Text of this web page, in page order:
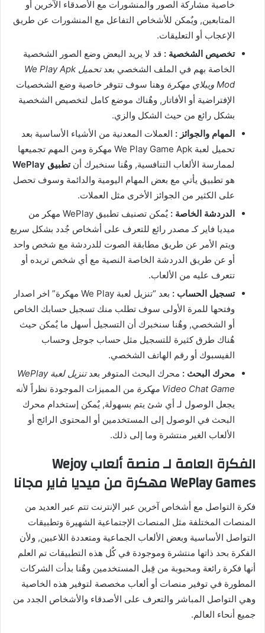
خاصية مشاركة الصور والمنشورات مع الأصدقاء الآخرين أو
المتابعين, ويٌمكن للأشخاص التفاعل مع المنشورات عن طريق
الإعجاب أو التعليقات.
تخصيص الشخصية : قد لا يريد البعض وضع الصور الشخصية
الخاصة بهم في الملف الشخصي بعد
تحميل We Play Apk
Mod ويبلاي مهكرة
وهنا سوف تتوفر خاصية وضع الشخصيات
الإفتراضية أو الأفاتار, وهٌناك موضع كامل لتخصيص الشخصية
بشكل رائع من حيث الشكل والزي.
المهام والجوائز : العملات المعدنية من الأشياء الأساسية بعد
تحميل لعبة We Play Game Apk مهكرة ومن المهم تجميعها
لممارسة الألعاب التنافسية, وهٌنا سنخبرك أنتطبيق WePlay
هو تطبيق يأتي مع بعض المهام اليومية والدائمة وسوف تحصل
على الكثير من الجوائز الأخرى مثل العملات.
الدردشة الخاصة :
يٌمكن تصنيف تطبيق WePlay مهكر من
ميديا فاير كـ مصدر رائع للتعرف على أشخاص جٌدد بشكل سريع
ويتم الأمر عن طريق مطابقة الصوت للدردشة مع شخص واحد
أو عن طريق الدردشة الخاصة النصية مع أي شخص تريده أو
تتعرف عليه من الألعاب.
تسجيل الحساب :
بعد “تنزيل لعبة We Play مهكرة” اخر اصدار
وفتحها للمرة الأولى سوف تطلب منك تسجيل حسابك الخاص
أو الشخصي, وهٌنا سنخبرك أن التسجيل أسهل ما يٌمكن حيث
هٌناك طرق كثيرة للتسجيل مثل حساب جوجل وحساب
الفيسبوك أو رقم الهاتف الشخصي.
محرك البحث : محرك البحث المتوفر بعد
تنزيل لعبة WePlay
Video Chat Game مهكرة
من المميزات الموجودة نظراً لأنه
يجعل الوصول لـ أي شئ يتم بسهولة, يٌمكن إستخدام محرك
البحث في الوصول إلى المستخدمين أو المحتوى الرائج أو
الألعاب الغير منتشرة وما إلى ذلك.
الفكرة العامة لـ منصة ألعاب Wejoy
WePlay Games مهكرة من ميديا فاير مجانا
فكرة التواصل مع أشخاص آخرين عبر الإنترنت تتم عبر العديد من
المنصات المختلفة مثل المنصات الإجتماعية الشهيرة وتطبيقات
التواصل الأساسية وبعض الألعاب الجماعية ومتعددة اللاعبين, ولأن
الفكرة بحد ذاتها منتشرة وموجودة في كٌل هذه التطبيقات تم العلم
أنها فكرة رائعة ومحبوبة من قِبل المستخدمين وهٌنا بدأت الشركات
المطورة في توفير منصات أو ألعاب مخصصة لتوفير هذه الخاصية
وهي التواصل المباشر والتعرف على الأصدقاء والأشخاص الجدد من
جميع أنحاء العالم.